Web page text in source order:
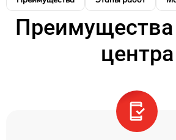
Преимущества
центра